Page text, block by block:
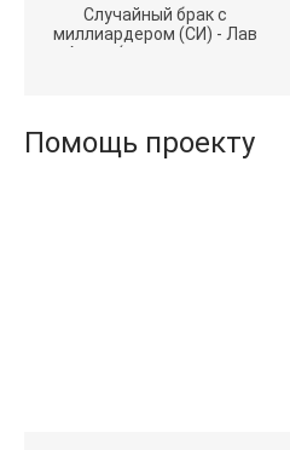
Случайный брак с
миллиардером (СИ) - Лав
Агата (полная версия
Помощь проекту